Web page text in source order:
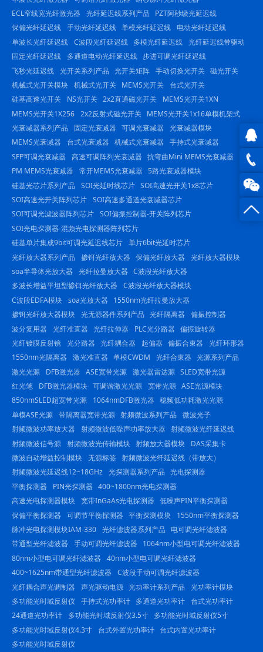
QQ在
线咨
询
0816
ECL窄线宽光纤激光器
光纤延迟线系列产品
PZT阿秒级光延迟线
保偏光纤延迟线 手动光纤延迟线 单模光纤延迟线
电动光纤延迟线
单波长光纤延迟线 C波段光纤延迟线 多模光纤延迟线 光纤延迟线带驱动
固定光纤延迟线
多通道电动光纤延迟线 步进可调光纤延迟线
飞秒光延迟线 光开关系列产品 光开关矩阵 手动切换光开关 磁光开关
机械式光开关模块 机械式光开关 MEMS光开关
台式光开关
硅基高速光开关
NS光开关 2x2直通磁光开关
MEMS光开关1XN
MEMS光开关1X256 2x2反射式磁光开关
MEMS光开关1x16单模机架式
光衰减器系列产品
固定光衰减器 可调光衰减器
光衰减器模块
MEMS光衰减器
台式光衰减器 机械式光衰减器
手持式光衰减器
SFP可调光衰减器
高速可调阵列光衰减器 抗弯曲Mini MEMS光衰减器
PM MEMS光衰减器
常开MEMS光衰减器 5路光衰减器模块
硅基光芯片系列产品
SOI光延时线芯片 SOI高速光开关1x8芯片
SOI高速光开关阵列芯片 SOI高速多通道光衰减器芯片
SOI可调光滤波器阵列芯片 SOI偏振控制器-开关阵列芯片
SOI光电探测器-混频光电探测器阵列芯片
硅基单片集成9bit可调光延迟线芯片 单片6bit光延时芯片
光纤放大器系列产品
掺铒光纤放大器 保偏光纤放大器
光纤放大器模块
soa半导体光放大器
光纤拉曼放大器 C波段光纤放大器
多波长增益平坦型掺铒光纤放大器
C波段光纤放大器模块
C波段EDFA模块 soa光放大器
1550nm光纤拉曼放大器
掺铒光纤放大器模块 光无源器件系列产品 光纤隔离器
偏振控制器
波分复用器
光纤准直器 光纤拉伸器 PLC光分路器
偏振旋转器
光纤镀膜反射镜 光分路器 光纤耦合器 起偏器 偏振合束器
光纤环形器
1550nm光隔离器
激光准直器 单模CWDM 光纤合束器
光源系列产品
激光光源
DFB激光器 ASE宽带光源 激光器雷达源 SLED宽带光源
红光笔
DFB激光器模块 可调谐激光光源 宽带光源 ASE光源模块
850nmSLED超宽带光源
1064nmDFB激光器 稳频低功耗激光光源
单模ASE光源 带隔离器宽带光源 射频微波系列产品
微波光子
射频微波功率放大器
射频微波低噪声功率放大器 射频微波光纤延迟线
射频微波信号源 射频微波光传输模块 射频放大器模块
DAS采集卡
微波自动增益控制模块 无源标签 射频微波光纤延迟线（带放大）
射频微波光延迟线12~18GHz 光探测器系列产品 光电探测器
平衡探测器
PIN光探测器 400~1800nm光电探测器
高速光电探测器模块
宽带InGaAs光电探测器 低噪声PIN平衡探测器
保偏平衡探测器
可调节平衡探测器 平衡探测模块
1550nm平衡探测器
脉冲光电探测模块IAM-330 光纤滤波器系列产品
电可调光纤滤波器
带通型光纤滤波器
手动可调光纤滤波器
1064nm小型电可调光纤滤波器
80nm小型电可调光纤滤波器
40nm小型电可调光纤滤波器
400~1625nm带通型光纤滤波器
C波段手动可调光纤滤波器
光纤耦合声光调制器
声光驱动电源 光功率计系列产品
光功率计模块
多功能光时域反射仪
手持式光功率计 多通道光功率计
台式光功率计
24通道光功率计
多功能光时域反射仪3.5寸
多功能光时域反射仪5寸
多功能光时域反射仪4.3寸
台式外置光功率计
台式内置光功率计
多功能光时域反射仪